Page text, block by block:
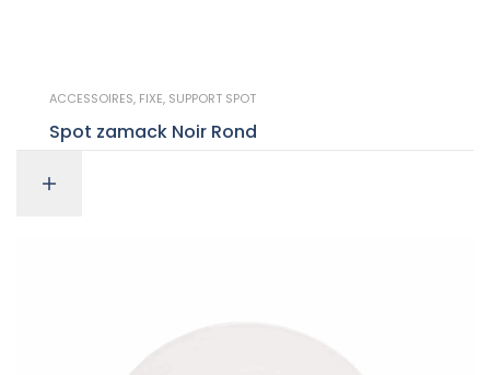
ACCESSOIRES, FIXE, SUPPORT SPOT
Spot zamack Noir Rond